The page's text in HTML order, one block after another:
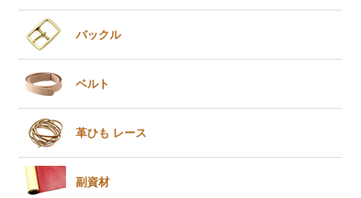
バックル
ベルト
革ひも レース
副資材